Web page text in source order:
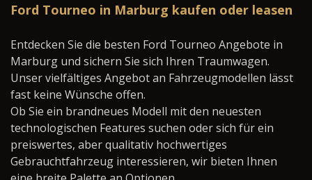
Ford Tourneo in Marburg kaufen oder leasen
Entdecken Sie die besten Ford Tourneo Angebote in
Marburg und sichern Sie sich Ihren Traumwagen.
Unser vielfältiges Angebot an Fahrzeugmodellen lässt
fast keine Wünsche offen.
Ob Sie ein brandneues Modell mit den neuesten
technologischen Features suchen oder sich für ein
preiswertes, aber qualitativ hochwertiges
Gebrauchtfahrzeug interessieren, wir bieten Ihnen